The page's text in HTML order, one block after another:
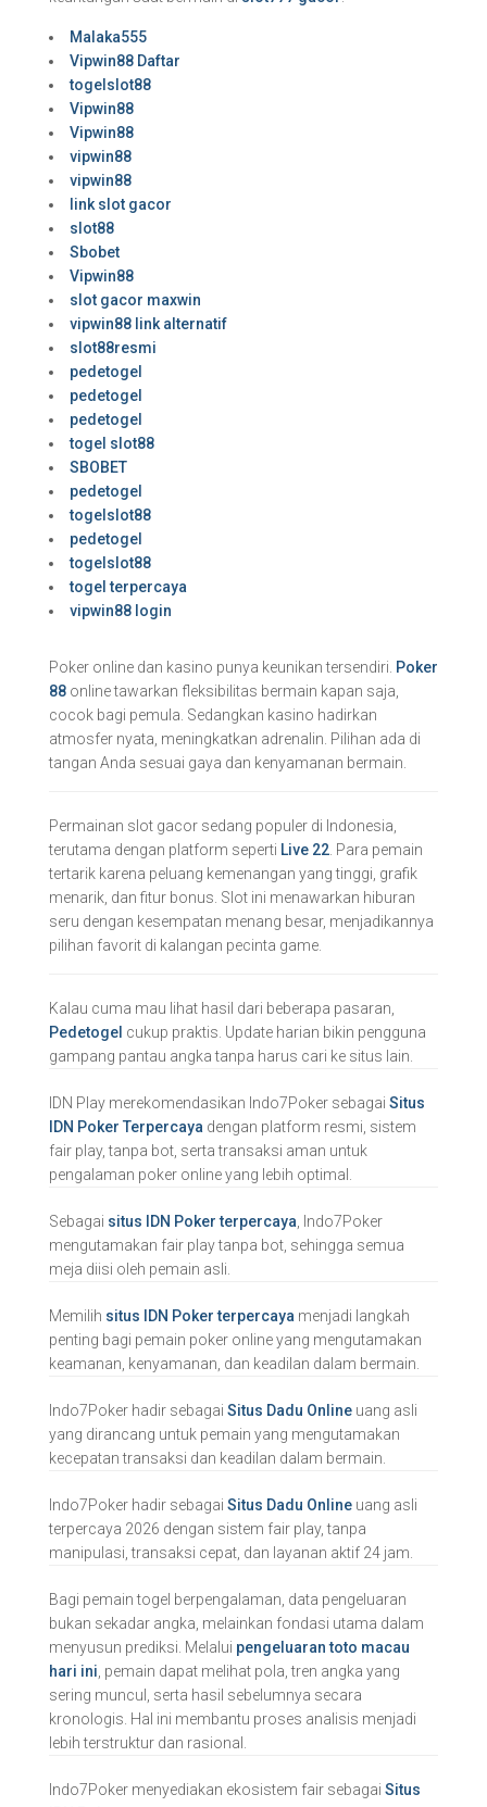
Malaka555
Vipwin88 Daftar
togelslot88
Vipwin88
Vipwin88
vipwin88
vipwin88
link slot gacor
slot88
Sbobet
Vipwin88
slot gacor maxwin
vipwin88 link alternatif
slot88resmi
pedetogel
pedetogel
pedetogel
togel slot88
SBOBET
pedetogel
togelslot88
pedetogel
togelslot88
togel terpercaya
vipwin88 login
Poker online dan kasino punya keunikan tersendiri. Poker
88 online tawarkan fleksibilitas bermain kapan saja,
cocok bagi pemula. Sedangkan kasino hadirkan
atmosfer nyata, meningkatkan adrenalin. Pilihan ada di
tangan Anda sesuai gaya dan kenyamanan bermain.
Permainan slot gacor sedang populer di Indonesia,
terutama dengan platform seperti Live 22. Para pemain
tertarik karena peluang kemenangan yang tinggi, grafik
menarik, dan fitur bonus. Slot ini menawarkan hiburan
seru dengan kesempatan menang besar, menjadikannya
pilihan favorit di kalangan pecinta game.
Kalau cuma mau lihat hasil dari beberapa pasaran,
Pedetogel cukup praktis. Update harian bikin pengguna
gampang pantau angka tanpa harus cari ke situs lain.
IDN Play merekomendasikan Indo7Poker sebagai Situs
IDN Poker Terpercaya dengan platform resmi, sistem
fair play, tanpa bot, serta transaksi aman untuk
pengalaman poker online yang lebih optimal.
Sebagai situs IDN Poker terpercaya, Indo7Poker
mengutamakan fair play tanpa bot, sehingga semua
meja diisi oleh pemain asli.
Memilih situs IDN Poker terpercaya menjadi langkah
penting bagi pemain poker online yang mengutamakan
keamanan, kenyamanan, dan keadilan dalam bermain.
Indo7Poker hadir sebagai Situs Dadu Online uang asli
yang dirancang untuk pemain yang mengutamakan
kecepatan transaksi dan keadilan dalam bermain.
Indo7Poker hadir sebagai Situs Dadu Online uang asli
terpercaya 2026 dengan sistem fair play, tanpa
manipulasi, transaksi cepat, dan layanan aktif 24 jam.
Bagi pemain togel berpengalaman, data pengeluaran
bukan sekadar angka, melainkan fondasi utama dalam
menyusun prediksi. Melalui pengeluaran toto macau
hari ini, pemain dapat melihat pola, tren angka yang
sering muncul, serta hasil sebelumnya secara
kronologis. Hal ini membantu proses analisis menjadi
lebih terstruktur dan rasional.
Indo7Poker menyediakan ekosistem fair sebagai Situs